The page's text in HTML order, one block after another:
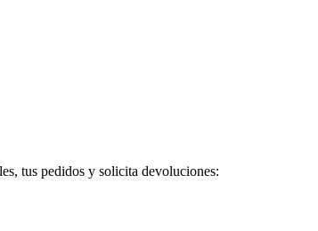
tus pedidos y solicita devoluciones: